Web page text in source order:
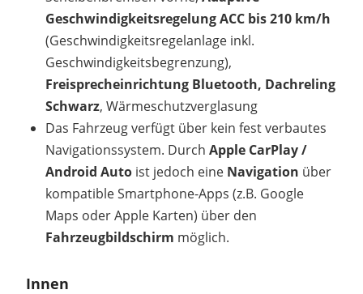
Geschwindigkeitsregelung ACC bis 210 km/h
(Geschwindigkeitsregelanlage inkl.
Geschwindigkeitsbegrenzung),
Freisprecheinrichtung Bluetooth, Dachreling
Schwarz, Wärmeschutzverglasung
Das Fahrzeug verfügt über kein fest verbautes
Navigationssystem. Durch Apple CarPlay /
Android Auto ist jedoch eine Navigation über
kompatible Smartphone-Apps (z.B. Google
Maps oder Apple Karten) über den
Fahrzeugbildschirm möglich.
Innen